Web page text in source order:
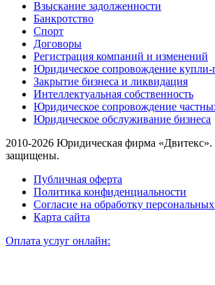
Взыскание задолженности
Банкротство
Спорт
Договоры
Регистрация компаний и изменений
Юридическое сопровождение купли-
Закрытие бизнеса и ликвидация
Интеллектуальная собственность
Юридическое сопровождение
Юридическое обслуживание бизнеса
2010-2026 Юридическая фирма «Двитекс».
защищены.
Публичная оферта
Политика конфиденциальности
Согласие на обработку
Карта сайта
Оплата услуг онлайн: